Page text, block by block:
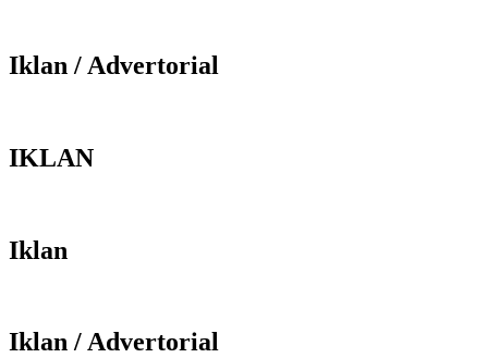
Iklan / Advertorial
IKLAN
Iklan
Iklan / Advertorial